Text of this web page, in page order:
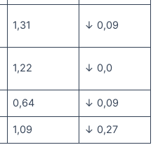
1,31 ↓ 0,09
1,22 ↓ 0,0
0,64 ↓ 0,09
1,09 ↓ 0,27